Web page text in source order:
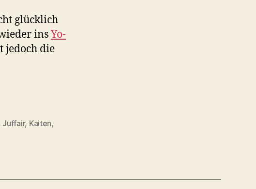
glücklich
insYo-
jedoch die
Juffair, Kaiten,